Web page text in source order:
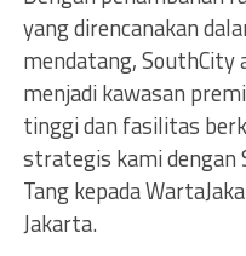
yang direncanakan
mendatang,
menjadi kawasan
tinggi dan fasilitas
strategis kami dengan
Tang kepada
Jakarta.